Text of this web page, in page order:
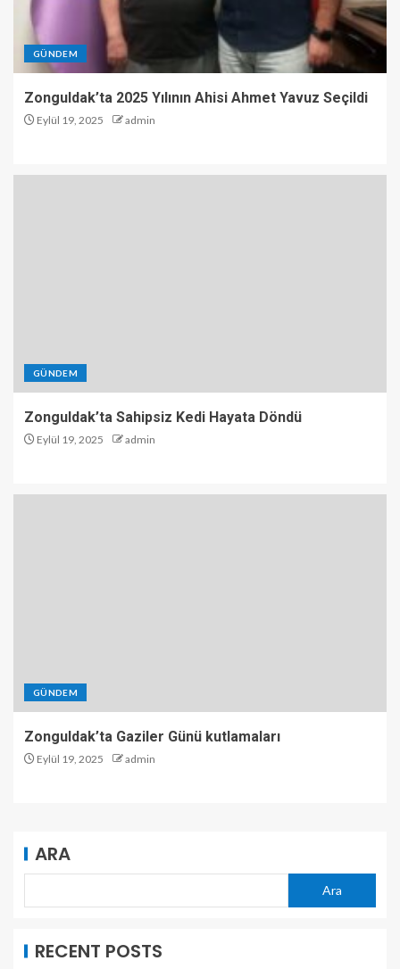
GÜNDEM
Zonguldak’ta 2025 Yılının Ahisi Ahmet Yavuz Seçildi
Eylül 19, 2025 admin
GÜNDEM
Zonguldak’ta Sahipsiz Kedi Hayata Döndü
Eylül 19, 2025 admin
GÜNDEM
Zonguldak’ta Gaziler Günü kutlamaları
Eylül 19, 2025 admin
ARA
Ara
RECENT POSTS